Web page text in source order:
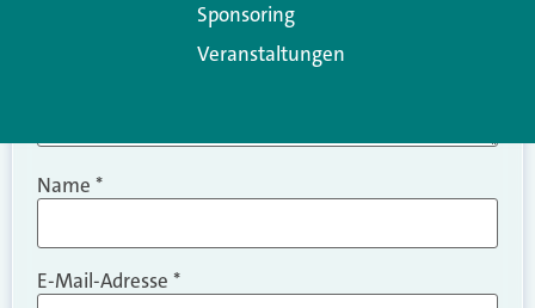
Name *
E-Mail-Adresse *
Sponsoring
Veranstaltungen